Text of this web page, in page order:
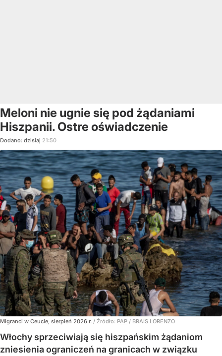
Meloni nie ugnie się pod żądaniami
Hiszpanii. Ostre oświadczenie
Dodano: dzisiaj 21:50
Migranci w Ceucie, sierpień 2026 r. / Źródło: PAP / BRAIS LORENZO
Włochy sprzeciwiają się hiszpańskim żądaniom
zniesienia ograniczeń na granicach w związku